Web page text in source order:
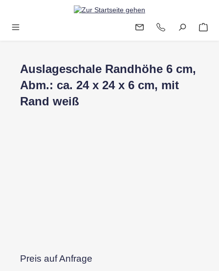
Zum Hauptinhalt springen
Auslageschale Randhöhe 6 cm,
Abm.: ca. 24 x 24 x 6 cm, mit
Rand weiß
Preis auf Anfrage